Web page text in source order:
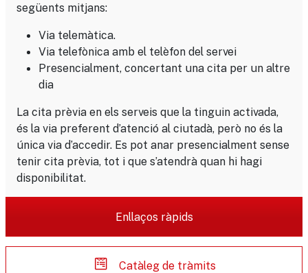
següents mitjans:
Via telemàtica.
Via telefònica amb el telèfon del servei
Presencialment, concertant una cita per un altre
dia
La cita prèvia en els serveis que la tinguin activada,
és la via preferent d’atenció al ciutadà, però no és la
única via d’accedir. Es pot anar presencialment sense
tenir cita prèvia, tot i que s’atendrà quan hi hagi
disponibilitat.
Enllaços ràpids
Catàleg de tràmits